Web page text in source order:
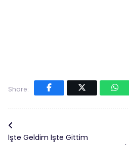
Share:
İşte Geldim İşte Gittim